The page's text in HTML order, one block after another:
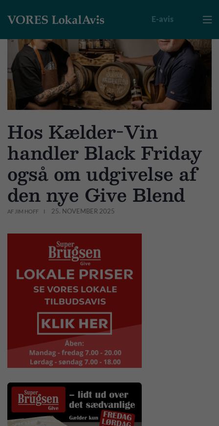

E-avis
Hos Kælder-Vin
handler Black Friday
også om udgivelse af
den nye Give Blend
AF JIM HOFF 25. NOVEMBER 2025